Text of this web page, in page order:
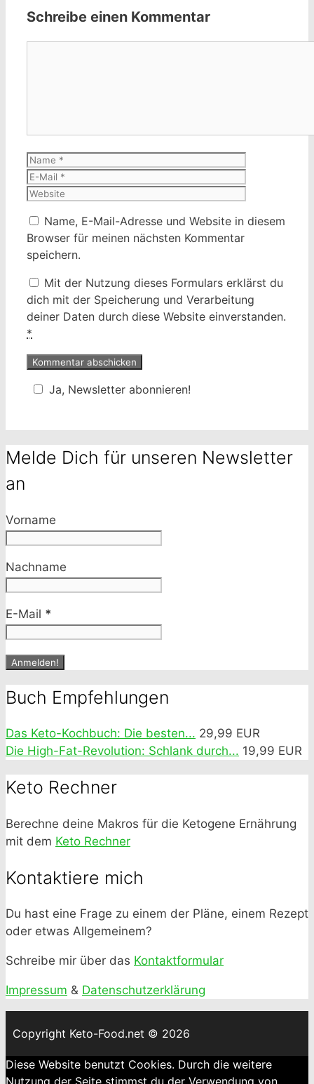
Schreibe einen Kommentar
Name
Name, E-Mail-Adresse und Website in diesem
Browser für meinen nächsten Kommentar
speichern.
Mit der Nutzung dieses Formulars erklärst du
dich mit der Speicherung und Verarbeitung
deiner Daten durch diese Website einverstanden.
*
Ja, Newsletter abonnieren!
Melde Dich für unseren Newsletter
an
Vorname
Nachname
E-Mail *
Buch Empfehlungen
Das Keto-Kochbuch: Die besten... 29,99 EUR
Die High-Fat-Revolution: Schlank durch... 19,99 EUR
Keto Rechner
Berechne deine Makros für die Ketogene Ernährung
mit dem Keto Rechner
Kontaktiere mich
Du hast eine Frage zu einem der Pläne, einem Rezept
oder etwas Allgemeinem?
Schreibe mir über das Kontaktformular
Impressum & Datenschutzerklärung
Copyright Keto-Food.net © 2026
Diese Website benutzt Cookies. Durch die weitere